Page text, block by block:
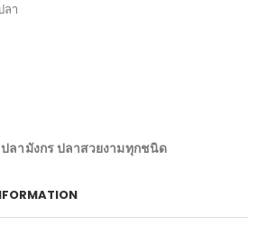
ลา
ปลามังกร ปลาสวยงามทุกชนิด